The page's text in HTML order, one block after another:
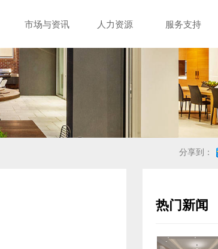
市场与资讯 人力资源 服务支持
热门新闻
分享到：